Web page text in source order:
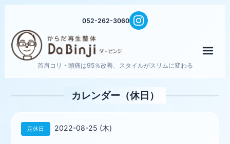
052-262-3060
首肩コリ・頭痛は95％改善、スタイルがスリムに変わる
カレンダー（休日）
定休日 2022-08-25 (木)